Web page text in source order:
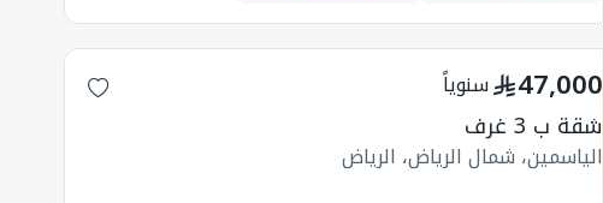
سنوياً 47,000
شقة ب 3 غرف
الياسمين، شمال الرياض، الرياض